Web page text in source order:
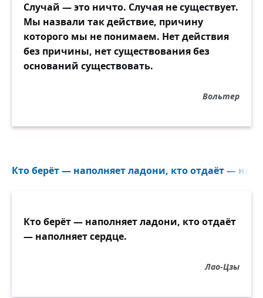
Случай — это ничто. Случая не существует.
Мы назвали так действие, причину
которого мы не понимаем. Нет действия
без причины, нет существования без
оснований существовать.
Вольтер
Кто берёт — наполняет ладони, кто отдаёт —
Кто берёт — наполняет ладони, кто отдаёт
— наполняет сердце.
Лао-Цзы